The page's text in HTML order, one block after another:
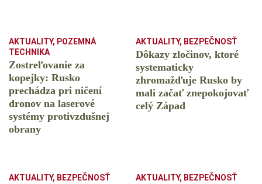
AKTUALITY, POZEMNÁ
TECHNIKA
Zostreľovanie za
kopejky: Rusko
prechádza pri ničení
dronov na laserové
systémy protivzdušnej
obrany
AKTUALITY, BEZPEČNOSŤ
Dôkazy zločinov, ktoré
systematicky
zhromažďuje Rusko by
mali začať znepokojovať
celý Západ
AKTUALITY, BEZPEČNOSŤ AKTUALITY, BEZPEČNOSŤ